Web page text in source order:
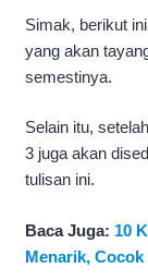
Simak, berikut
yang akan
semestinya.
Selain itu,
3 juga akan
tulisan ini.
Baca Juga: 10
Menarik,